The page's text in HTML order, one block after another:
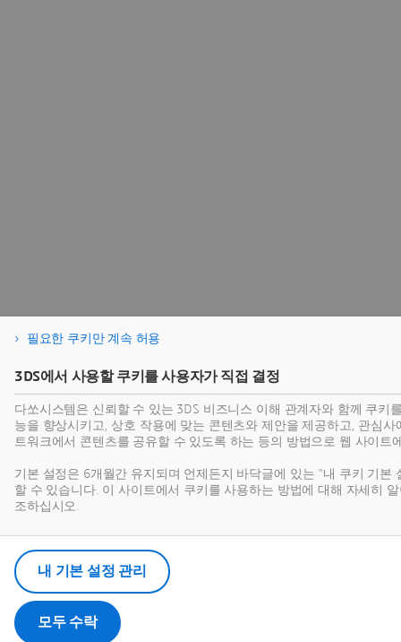
필요한 쿠키만 계속 허용
3DS에서 사용할 쿠키를 사용자가 직접 결정
다쏘시스템은 신뢰할 수 있는 3DS 비즈니스 이해 관계자와 함께 쿠키
능을 향상시키고, 상호 작용에 맞는 콘텐츠와 제안을 제공하고, 관심
트워크에서 콘텐츠를 공유할 수 있도록 하는 등의 방법으로 웹 사이트
기본 설정은 6개월간 유지되며 언제든지 바닥글에 있는 "내 쿠키 기본
할 수 있습니다. 이 사이트에서 쿠키를 사용하는 방법에 대해 자세히
조하십시오.
모두 수락
내 기본 설정 관리